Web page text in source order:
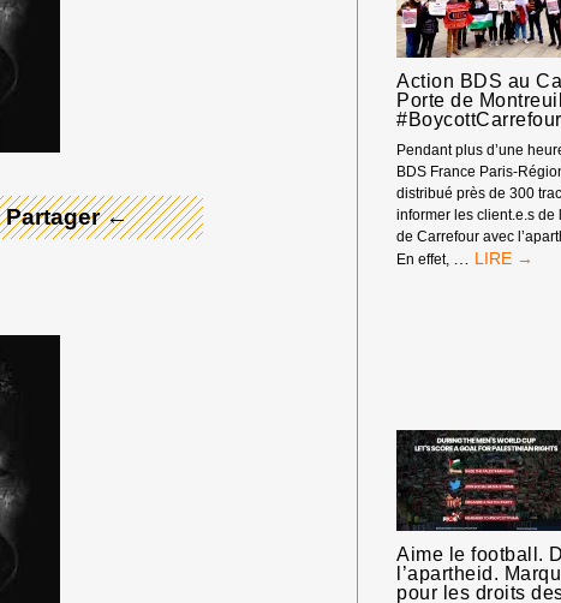
←
! →
Action BDS au
Porte de
#BoycottCarrefour
Pendant plus d’une
BDS France Paris-
distribué près de 300
informer les client.e.s de
de Carrefour avec
En effet, … ACTION
Aime le football.
l’apartheid.
pour les droits